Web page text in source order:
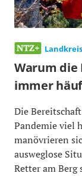
Warum die
immer
Die
Pandemie viel
manövrieren
ausweglose
Retter am